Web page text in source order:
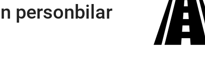
personbilar